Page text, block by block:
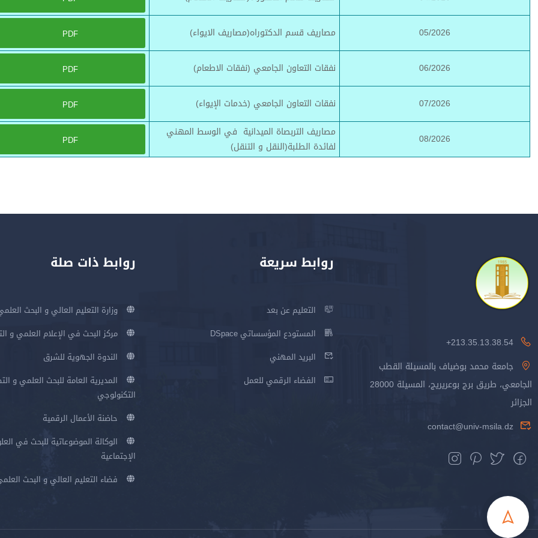
05/2026 مصاريف قسم الدكتوراه(مصاريف الايواء) PDF
06/2026 نفقات التعاون الجامعي (نفقات الاطعام) PDF
07/2026 نفقات التعاون الجامعي (خدمات الإيواء) PDF
08/2026
مصاريف التربصاة الميدانية في الوسط المهني
لفائدة الطلبة(النقل و التنقل)
PDF
213.35.13.38.54+
جامعة محمد بوضياف بالمسيلة القطب
الجامعي، طريق برج بوعريريج، المسيلة 28000
الجزائر
contact@univ-msila.dz
روابط سريعة
التعليم عن بعد
المستودع المؤسساتي DSpace
البريد المهني
الفضاء الرقمي للعمل
روابط ذات صلة
وزارة التعليم العالي و البحث
مركز البحث في الإعلام العلمي و
الندوة الجهوية للشرق
المديرية العامة للبحث العلمي و
التكنولوجي
حاضنة الأعمال الرقمية
الوكالة الموضوعاتية للبحث في
الإجتماعية
فضاء التعليم العالي و البحث